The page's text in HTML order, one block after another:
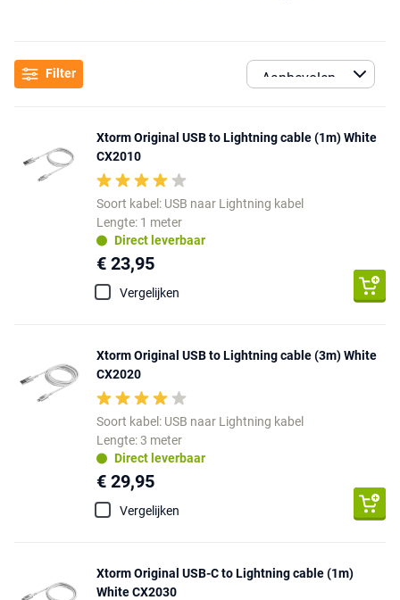
Filter
Xtorm Original USB to Lightning cable (1m) White
CX2010
Soort kabel: USB naar Lightning kabel
Lengte: 1 meter
Direct leverbaar
€ 23,95
Vergelijken
Xtorm Original USB to Lightning cable (3m) White
CX2020
Soort kabel: USB naar Lightning kabel
Lengte: 3 meter
Direct leverbaar
€ 29,95
Vergelijken
Xtorm Original USB-C to Lightning cable (1m)
White CX2030